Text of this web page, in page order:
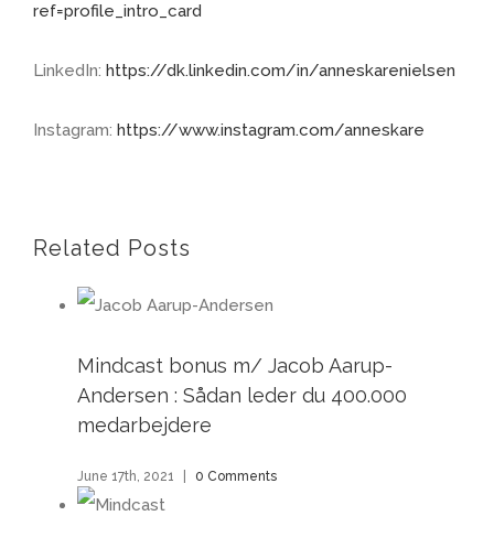
ref=profile_intro_card
LinkedIn: https://dk.linkedin.com/in/anneskarenielsen
Instagram: https://www.instagram.com/anneskare
Related Posts
Mindcast bonus m/ Jacob Aarup-
Andersen : Sådan leder du 400.000
medarbejdere
June 17th, 2021 0 Comments